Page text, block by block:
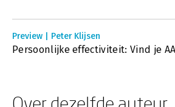
Preview | Peter Klijsen
Persoonlijke effectiviteit: Vind je